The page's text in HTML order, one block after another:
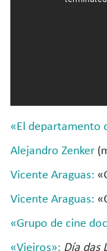
«El departamento
Alejandro Zenker
Vicente Araguas:
Vicente Araguas:
«Grupo de cine
«Vieiros»: Día das